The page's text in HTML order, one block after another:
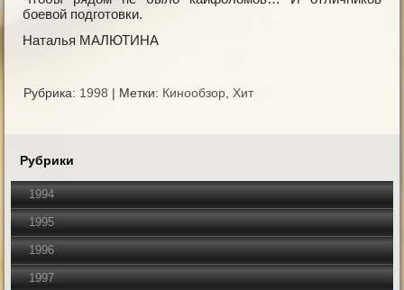
боевой подготовки.
Наталья МАЛЮТИНА
Рубрика: 1998 | Метки: Кинообзор,Хит
Рубрики
1994
1995
1996
1997